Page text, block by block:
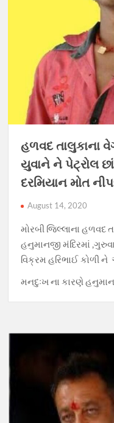
હળવદ તાલુકાના
યુવાને ને પેટ્રોલ
દરમિયાન મોત
August 14, 2020
મોરબી જિલ્લાના હળવદ
હનુમાનજી મંદિરમાં
વિક્રમ હરિભાઈ કોળી
મનદુઃખ ના કારણે